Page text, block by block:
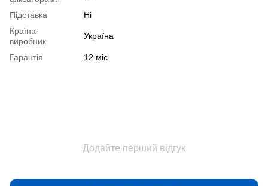
Підставка
Ні
Країна-
виробник
Україна
Гарантія 12 міс
Додайте перший відгук